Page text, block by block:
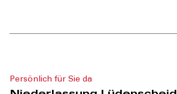
Persönlich für Sie da